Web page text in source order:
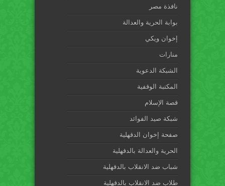
نافذة مصر
بوابة الحرية والعدالة
إخوان ويكي
منارات
الشبكة الدعوية
المكتبة الوقفية
قصة الإسلام
شبكة صيد الفوائد
صفحة إخوان الدقهلية
الحرية والعدالة بالدقهلية
شباب ضد الانقلاب بالدقهلية
طلاب ضد الانقلاب بالدقهلية